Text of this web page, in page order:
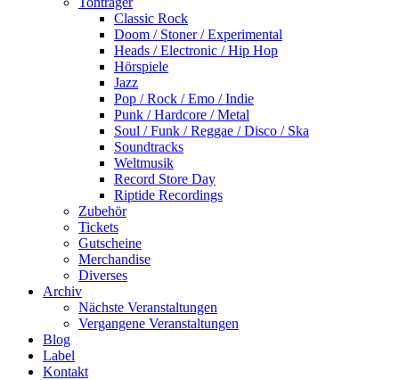
Classic Rock
Doom / Stoner / Experimental
Heads / Electronic / Hip Hop
Hörspiele
Jazz
Pop / Rock / Emo / Indie
Punk / Hardcore / Metal
Soul / Funk / Reggae / Disco / Ska
Soundtracks
Weltmusik
Record Store Day
Riptide Recordings
Zubehör
Tickets
Gutscheine
Merchandise
Diverses
Archiv
Nächste Veranstaltungen
Vergangene Veranstaltungen
Blog
Label
Kontakt